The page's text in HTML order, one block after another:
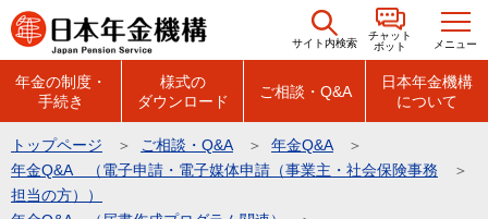
こ
の
の
先
サイト内検索
チャット
ボット
メニュー
年金の制度・
手続き
様式の
ダウンロード
ご相談・Q&A
日本年金機構
について
トップページ ご相談・Q&A
年金Q&A
年金Q&A （電子申請・電子媒体申請（事業主・社会保険事務
担当の方））